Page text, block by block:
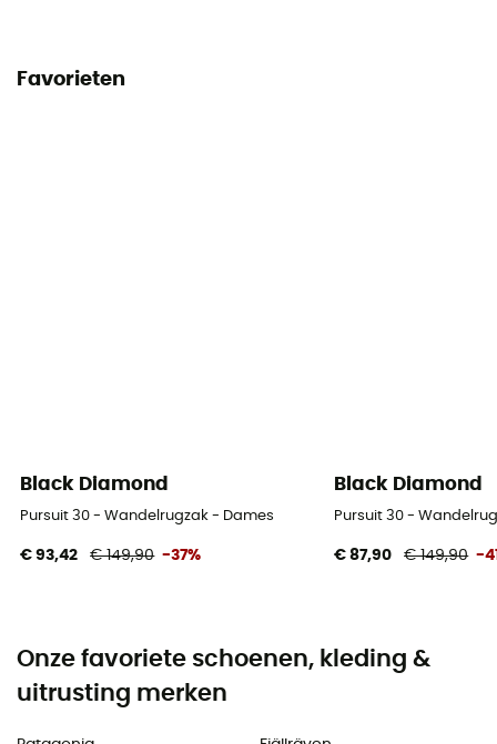
Favorieten
Black Diamond
Pursuit 30 - Wandelrugzak - Dames
€ 93,42 € 149,90 -37%
Black Diamond
Pursuit 30 -
€ 87,90 € 149,90 -
Onze favoriete schoenen, kleding &
uitrusting merken